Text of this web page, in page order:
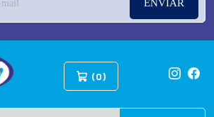
ENVIAR
(0)